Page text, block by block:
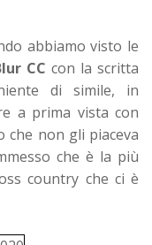
abbiamo visto le
CC con la scritta
di simile, in
a prima vista con
che non gli piaceva
che è la più
country che ci è